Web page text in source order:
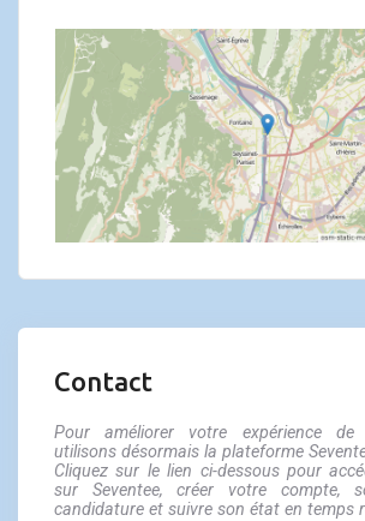
Contact
Pour améliorer votre expérience de
utilisons désormais la plateforme
Cliquez sur le lien ci-dessous pour
sur Seventee, créer votre compte,
candidature et suivre son état en temps